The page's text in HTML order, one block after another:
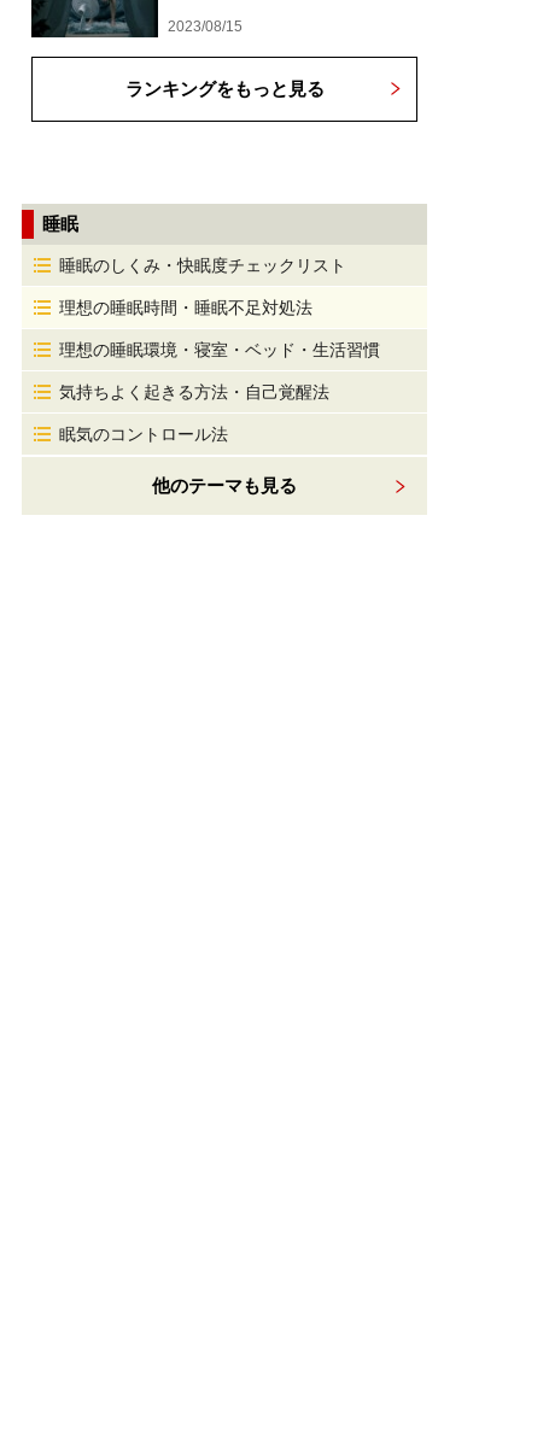
2023/08/15
ランキングをもっと見る
睡眠
睡眠のしくみ・快眠度チェックリスト
理想の睡眠時間・睡眠不足対処法
理想の睡眠環境・寝室・ベッド・生活習慣
気持ちよく起きる方法・自己覚醒法
眠気のコントロール法
他のテーマも見る